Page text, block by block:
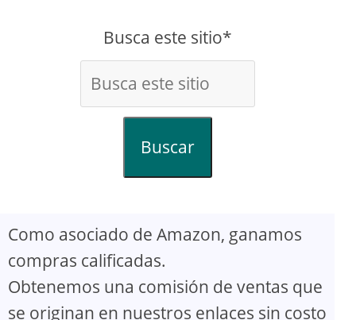
Busca este sitio*
Buscar
Como asociado de Amazon, ganamos
compras calificadas.
Obtenemos una comisión de ventas que
se originan en nuestros enlaces sin costo